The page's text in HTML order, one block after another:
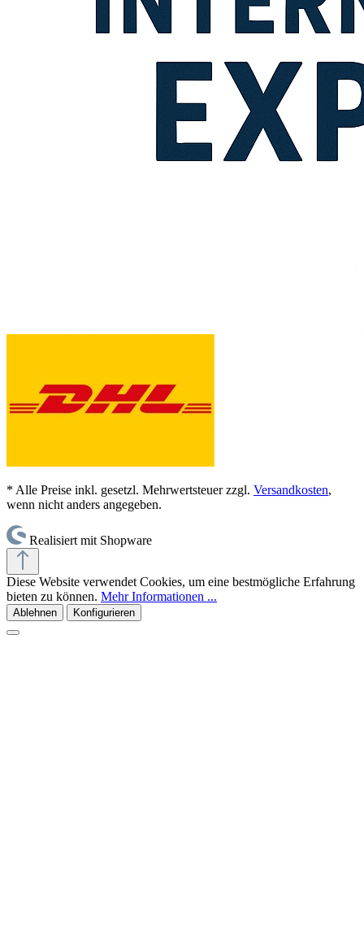
* Alle Preise inkl. gesetzl. Mehrwertsteuer zzgl. Versandkosten,
wenn nicht anders angegeben.
Realisiert mit Shopware
Diese Website verwendet Cookies, um eine bestmögliche Erfahrung
bieten zu können. Mehr Informationen ...
Ablehnen Konfigurieren